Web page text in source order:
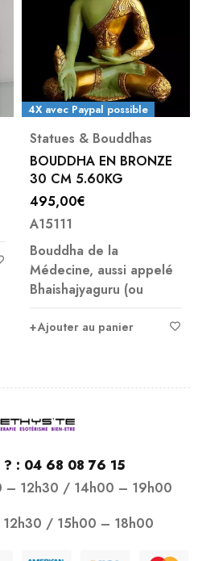
4X avec Paypal possible
Statues & Bouddhas
BOUDDHA EN BRONZE
30 CM 5.60KG
495,00€
A15111
Bouddha de la
Médecine, aussi appelé
Bhaishajyaguru (ou
Ajouter au panier
? : 04 68 08 76 15
– 12h30 / 14h00 – 19h00
12h30 / 15h00 – 18h00